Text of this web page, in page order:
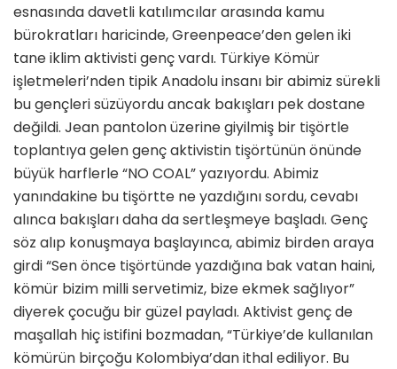
esnasında davetli katılımcılar arasında kamu
bürokratları haricinde, Greenpeace’den gelen iki
tane iklim aktivisti genç vardı. Türkiye Kömür
işletmeleri’nden tipik Anadolu insanı bir abimiz sürekli
bu gençleri süzüyordu ancak bakışları pek dostane
değildi. Jean pantolon üzerine giyilmiş bir tişörtle
toplantıya gelen genç aktivistin tişörtünün önünde
büyük harflerle “NO COAL” yazıyordu. Abimiz
yanındakine bu tişörtte ne yazdığını sordu, cevabı
alınca bakışları daha da sertleşmeye başladı. Genç
söz alıp konuşmaya başlayınca, abimiz birden araya
girdi “Sen önce tişörtünde yazdığına bak vatan haini,
kömür bizim milli servetimiz, bize ekmek sağlıyor”
diyerek çocuğu bir güzel payladı. Aktivist genç de
maşallah hiç istifini bozmadan, “Türkiye’de kullanılan
kömürün birçoğu Kolombiya’dan ithal ediliyor. Bu